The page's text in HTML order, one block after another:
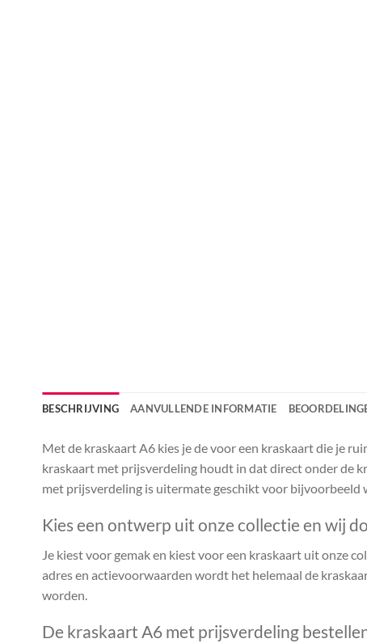
BESCHRIJVING AANVULLENDE INFORMATIE
Met de kraskaart A6 kies je de voor een kraskaart die je
kraskaart met prijsverdeling houdt in dat direct onder de
met prijsverdeling is uitermate geschikt voor bijvoorbeeld
Kies een ontwerp uit onze collectie en wij
Je kiest voor gemak en kiest voor een kraskaart uit onze
adres en actievoorwaarden wordt het helemaal de
worden.
De kraskaart A6 met prijsverdeling